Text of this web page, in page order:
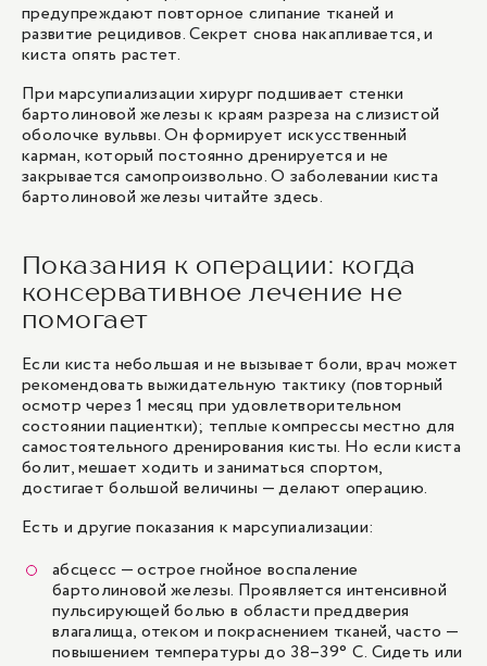
предупреждают повторное слипание тканей и
развитие рецидивов. Секрет снова накапливается, и
киста опять растет.
При марсупиализации хирург подшивает стенки
бартолиновой железы к краям разреза на слизистой
оболочке вульвы. Он формирует искусственный
карман, который постоянно дренируется и не
закрывается самопроизвольно. О заболевании киста
бартолиновой железычитайте здесь.
Показания к операции: когда
консервативное лечение не
помогает
Если киста небольшая и не вызывает боли, врач может
рекомендовать выжидательную тактику (повторный
осмотр через 1 месяц при удовлетворительном
состоянии пациентки); теплые компрессы местно для
самостоятельного дренирования кисты. Но если киста
болит, мешает ходить и заниматься спортом,
достигает большой величины — делают операцию.
Есть и другие показания к марсупиализации:
абсцесс — острое гнойное воспаление
бартолиновой железы. Проявляется интенсивной
пульсирующей болью в области преддверия
влагалища, отеком и покраснением тканей, часто —
повышением температуры до 38–39° C. Сидеть или